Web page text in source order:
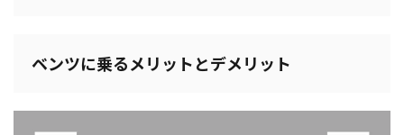
ベンツに乗るメリットとデメリット